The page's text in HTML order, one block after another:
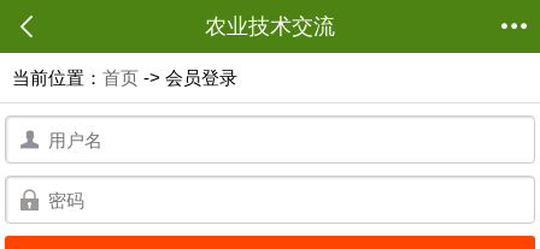
农业技术交流
当前位置： 首页 -> 会员登录
用
户
名：
用
户